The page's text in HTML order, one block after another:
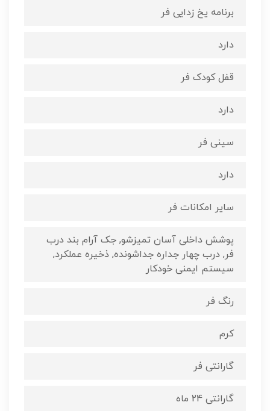
برنامه یخ زدایی فر
دارد
قفل کودک فر
دارد
سینی فر
دارد
سایر امکانات فر
پوشش داخلی آسان تمیزشو, جک آرام بند درب
فر, درب چهار جداره جداشونده, ذخیره عملکرد,
سیستم ایمنی خودکار
رنگ فر
کرم
گارانتی فر
گارانتی 24 ماه